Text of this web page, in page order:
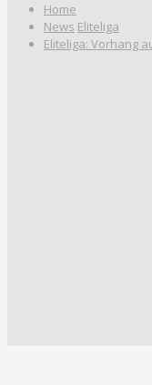
Home
News Eliteliga
Eliteliga: Vorhang